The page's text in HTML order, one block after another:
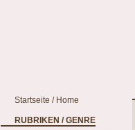
Startseite / Home
RUBRIKEN / GENRE